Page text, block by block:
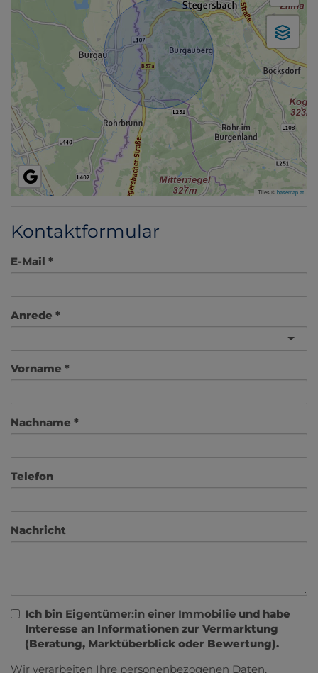
Tiles ©basemap.at
Kontaktformular
E-Mail
Anrede
Vorname
Nachname
Telefon
Nachricht
Ich bin Eigentümer:in einer Immobilie und habe
Interesse an Informationen zur Vermarktung
(Beratung, Marktüberblick oder Bewertung).
Wir verarbeiten Ihre personenbezogenen Daten,